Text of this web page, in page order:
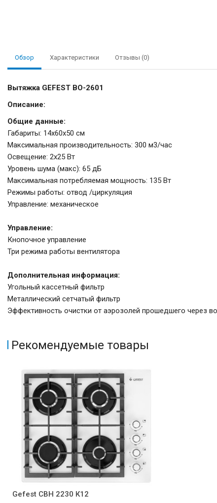
Обзор Характеристики Отзывы (0)
Вытяжка GEFEST ВО-2601
Описание:
Общие данные:
Габариты: 14х60х50 см
Максимальная производительность: 300 м3/час
Освещение: 2х25 Вт
Уровень шума (макс): 65 дБ
Максимальная потребляемая мощность: 135 Вт
Режимы работы: отвод /циркуляция
Управление: механическое
Управление:
Кнопочное управление
Три режима работы вентилятора
Дополнительная информация:
Угольный кассетный фильтр
Металлический сетчатый фильтр
Эффективность очистки от аэрозолей прошедшего через
Рекомендуемые товары
Gefest СВН 2230 К12